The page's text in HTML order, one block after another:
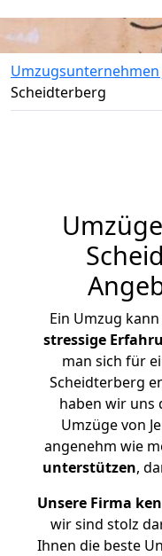
Umzugsunternehmen
Scheidterberg
Ein Umzug
stressige
man sich für
Scheidterberg
haben wir uns
Umzüge von
angenehm wie
unterstützen,
Unsere Firma
wir sind stolz
Ihnen die beste